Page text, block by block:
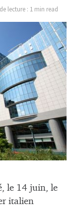
lecture : 1 min read
le 14 juin, le
italien